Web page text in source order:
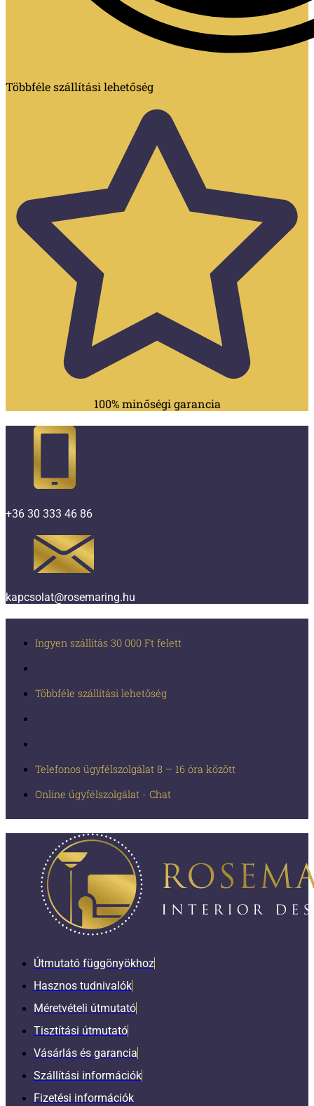
Többféle szállítási lehetőség
100% minőségi garancia
+36 30 333 46 86
kapcsolat@rosemaring.hu
Ingyen szállítás 30 000 Ft felett
Többféle szállítási lehetőség
Telefonos ügyfélszolgálat 8 – 16 óra között
Online ügyfélszolgálat - Chat
Útmutató függönyökhoz
Hasznos tudnivalók
Méretvételi útmutató
Tisztítási útmutató
Vásárlás és garancia
Szállítási információk
Fizetési információk